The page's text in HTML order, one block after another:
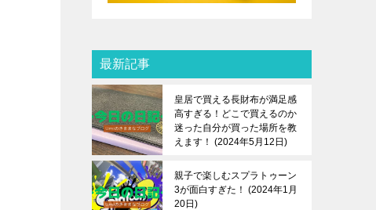
最新記事
皇居で買える長財布が満足感
高すぎる！どこで買えるのか
迷った自分が買った場所を教
えます！
2024年5月12日
親子で楽しむスプラトゥーン
3が面白すぎた！
2024年1月
20日